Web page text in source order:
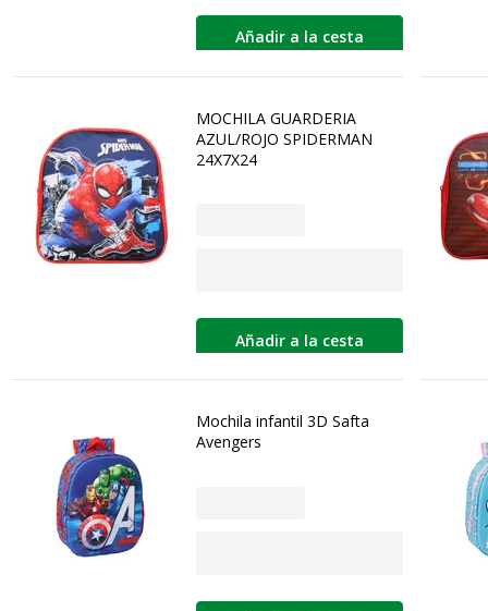
Añadir a la cesta
MOCHILA GUARDERIA
AZUL/ROJO SPIDERMAN
24X7X24
Añadir a la cesta
Mochila infantil 3D Safta
Avengers